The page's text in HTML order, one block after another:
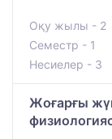
Оқу жылы - 2
Семестр - 1
Несиелер - 3
Жоғарғы